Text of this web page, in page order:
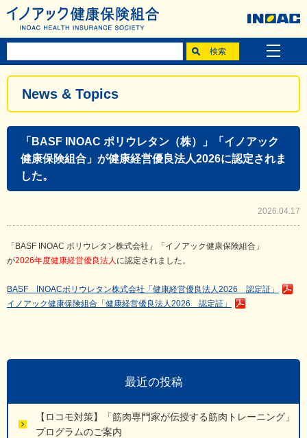
News & Topics
「BASF INOAC ポリウレタン（株）」「イノアック
健康保険組合」が健康経営優良法人2026に認定されま
した。
2026.04.17
「BASF INOAC ポリウレタン株式会社」「イノアック健康保険組合」
が2026年度健康経営優良法人 に認定されました。
BASF INOACポリウレタン株式会社「健康経営優良法人2026 認定証」
イノアック健康保険組合「健康経営優良法人2026 認定証」
最近の投稿
【ロコモ対策】「筋肉専門家が伝授する筋肉トレーニング」
プログラムのご案内